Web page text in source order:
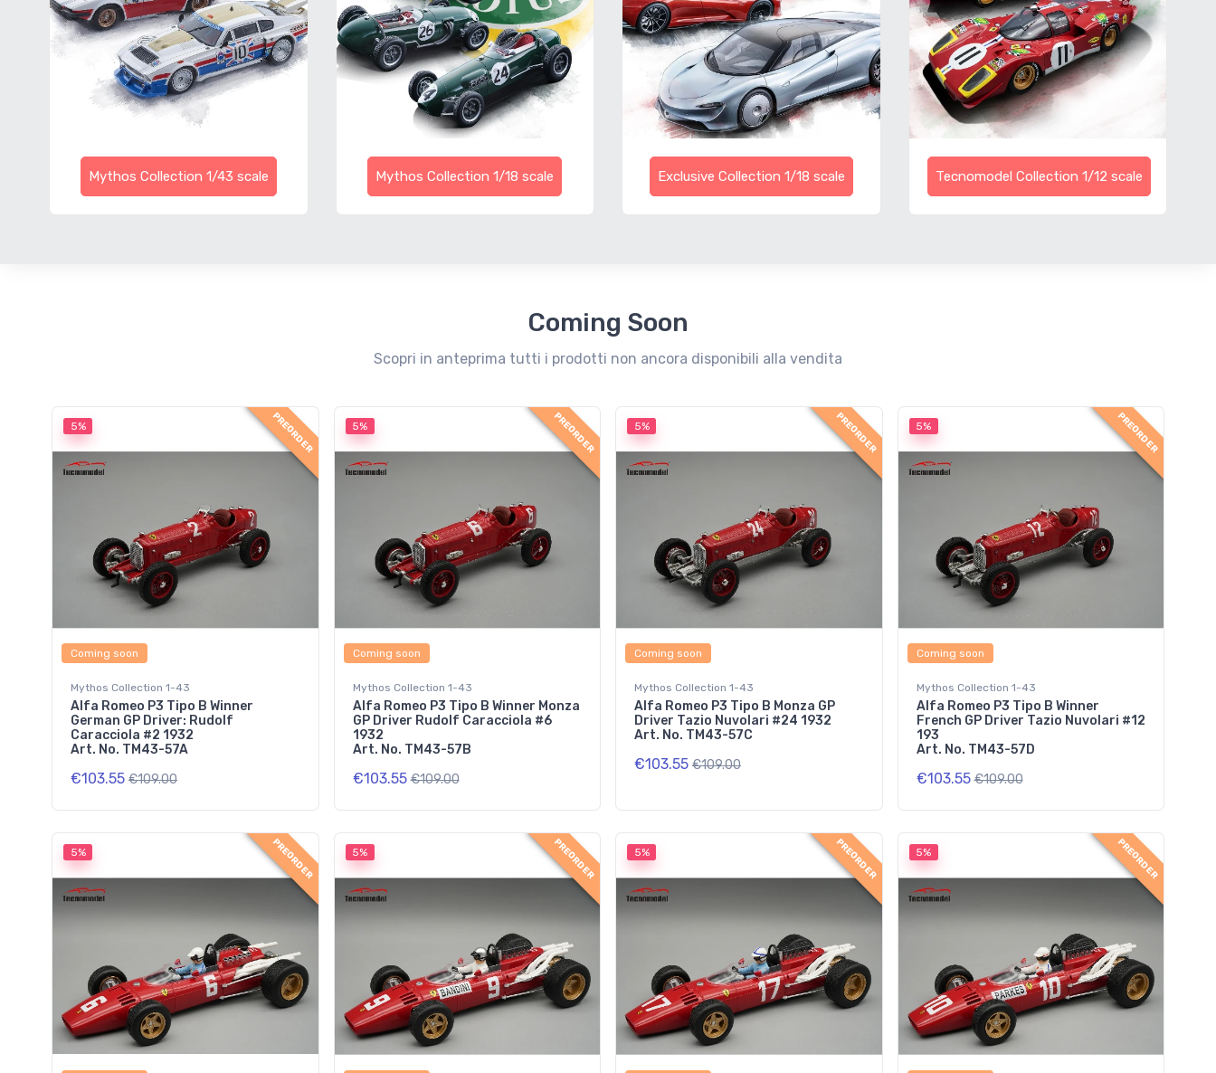
Mythos Collection 1/43 scale Mythos Collection 1/18 scale Exclusive Collection 1/18 scale Tecnomodel Collection 1/12 scale
Coming Soon
Scopri in anteprima tutti i prodotti non ancora disponibili alla vendita
5% PREORDER
Coming soon
Mythos Collection 1-43
Alfa Romeo P3 Tipo B Winner
German GP Driver: Rudolf
Caracciola #2 1932
Art. No. TM43-57A
€103.55 €109.00
5% PREORDER
Coming soon
Mythos Collection 1-43
Alfa Romeo P3 Tipo B Winner Monza
GP Driver Rudolf Caracciola #6
1932
Art. No. TM43-57B
€103.55 €109.00
5% PREORDER
Coming soon
Mythos Collection 1-43
Alfa Romeo P3 Tipo B Monza GP
Driver Tazio Nuvolari #24 1932
Art. No. TM43-57C
€103.55 €109.00
5% PREORDER
Coming soon
Mythos Collection 1-43
Alfa Romeo P3 Tipo B Winner
French GP Driver Tazio Nuvolari #12
193
Art. No. TM43-57D
€103.55 €109.00
5% PREORDER 5% PREORDER 5% PREORDER 5% PREORDER